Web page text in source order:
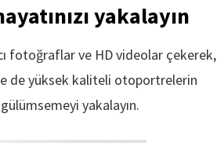
yakalayın
fotoğraflar ve HD videolar çekerek,
de yüksek kaliteli otoportrelerin
yakalayın.